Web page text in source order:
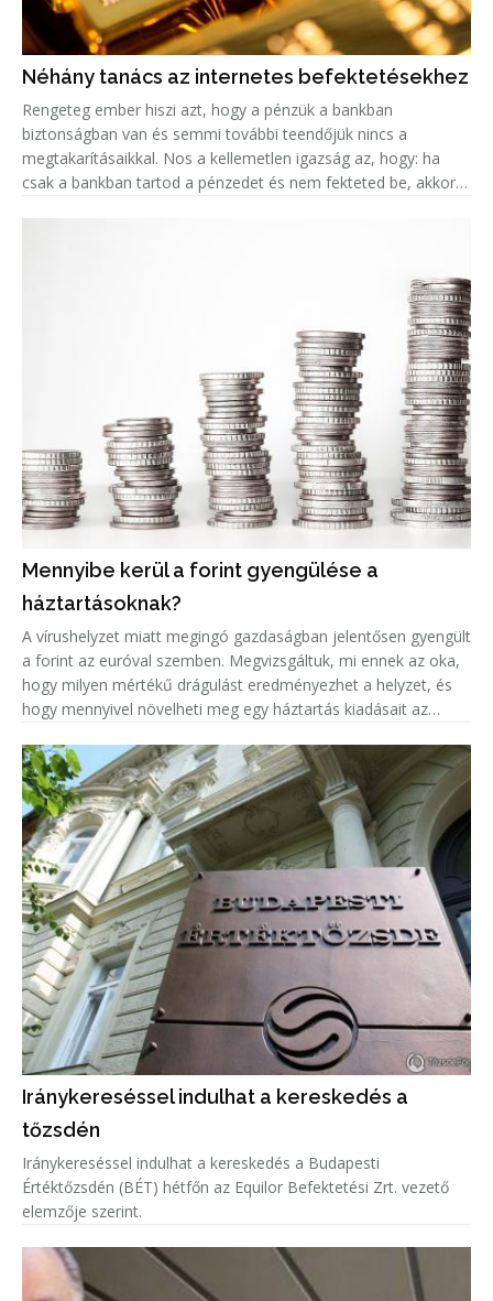
Néhány tanács az internetes befektetésekhez
Rengeteg ember hiszi azt, hogy a pénzük a bankban
biztonságban van és semmi további teendőjük nincs a
megtakarításaikkal. Nos a kellemetlen igazság az, hogy: ha
csak a bankban tartod a pénzedet és nem fekteted be, akkor
Mennyibe kerül a forint gyengülése a
háztartásoknak?
A vírushelyzet miatt megingó gazdaságban jelentősen gyengült
a forint az euróval szemben. Megvizsgáltuk, mi ennek az oka,
hogy milyen mértékű drágulást eredményezhet a helyzet, és
hogy mennyivel növelheti meg egy háztartás kiadásait az
Iránykereséssel indulhat a kereskedés a
tőzsdén
Iránykereséssel indulhat a kereskedés a Budapesti
Értéktőzsdén (BÉT) hétfőn az Equilor Befektetési Zrt. vezető
elemzője szerint.